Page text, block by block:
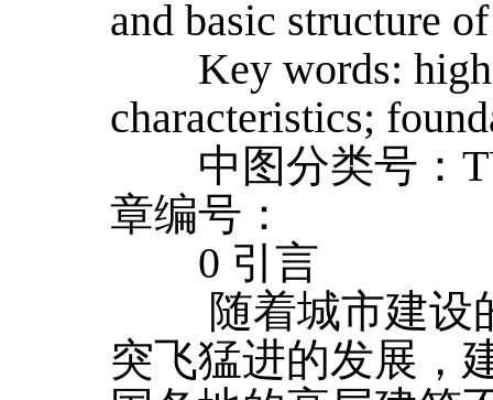
and basic structure
Key words: high-
characteristics;
中图分类号：
章编号：
0 引言
随着城市建设的
突飞猛进的发展，